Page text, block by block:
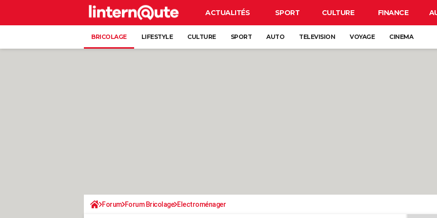
ACTUALITÉS SPORT CULTURE FINANCE
BRICOLAGE LIFESTYLE CULTURE SPORT AUTO TELEVISION VOYAGE CINEMA
Forum Forum Bricolage Electroménager